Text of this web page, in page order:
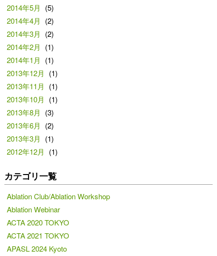
2014年5月
(5)
2014年4月
(2)
2014年3月
(2)
2014年2月
(1)
2014年1月
(1)
2013年12月
(1)
2013年11月
(1)
2013年10月
(1)
2013年8月
(3)
2013年6月
(2)
2013年3月
(1)
2012年12月
(1)
カテゴリ一覧
Ablation Club/Ablation Workshop
Ablation Webinar
ACTA 2020 TOKYO
ACTA 2021 TOKYO
APASL 2024 Kyoto